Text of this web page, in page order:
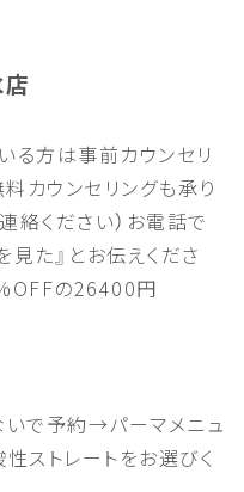
る方は事前カウンセリ
カウンセリングも承り
絡ください）お電話で
見た』とお伝えくださ
の26400円
いで予約→パーマメニュ
ストレートをお選びく